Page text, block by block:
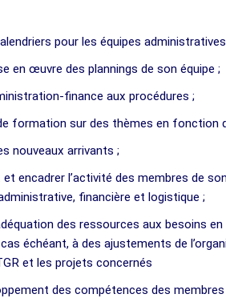
pour les équipes
en œuvre des plannings de son équipe ;
finance aux procédures ;
formation sur des thèmes en fonction
nouveaux arrivants ;
encadrer l’activité des membres de
financière et logistique ;
des ressources aux besoins
échéant, à des ajustements de
et les projets concernés
des compétences des